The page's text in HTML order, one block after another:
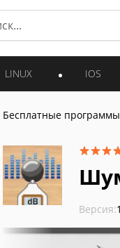
LINUX IOS
Бесплатные программы
Версия: